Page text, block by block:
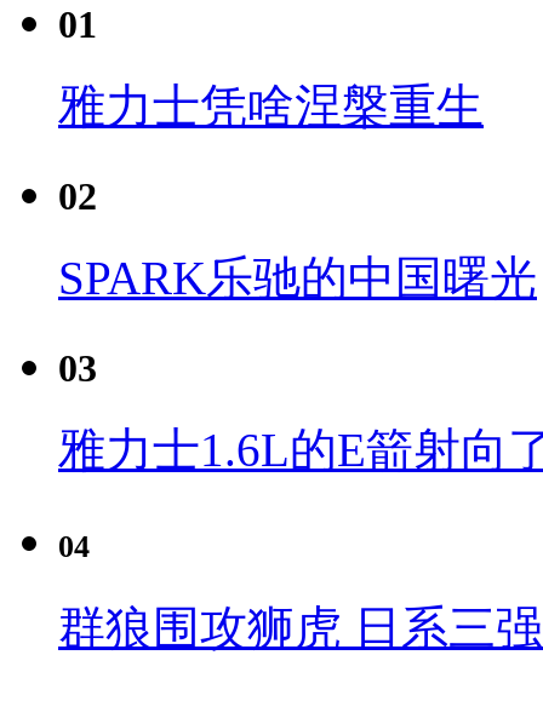
01
雅力士凭啥涅槃重生
02
SPARK乐驰的中国曙光
03
雅力士1.6L的E箭射向
04
群狼围攻狮虎 日系三